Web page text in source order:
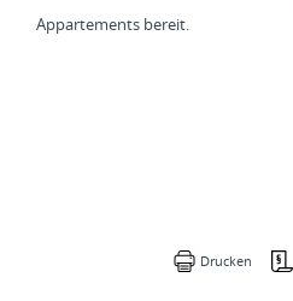
Appartements bereit.
Drucken